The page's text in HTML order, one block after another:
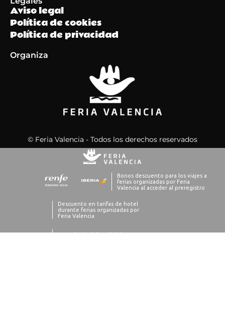
Aviso legal
Política de cookies
Política de privacidad
Organiza
© Feria Valencia - Todos los derechos reservados